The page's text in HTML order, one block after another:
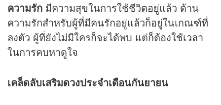
ความรัก มีความสุขในการใช้ชีวิตอยู่แล้ว ด้าน
ความรักสำหรับผู้ที่มีคนรักอยู่แล้วก็อยู่ในเกณฑ์ที่
ลงตัว ผู้ที่ยังไม่มีใครก็จะได้พบ แต่ก็ต้องใช้เวลา
ในการคบหาดูใจ
เคล็ดลับเสริมดวงประจำเดือนกันยายน